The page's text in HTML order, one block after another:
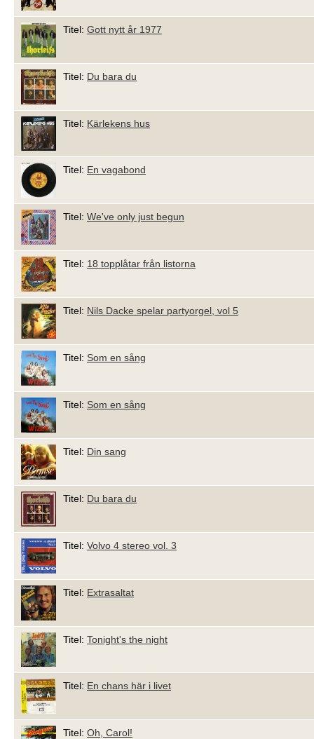
Titel: Gott nytt år 1977
Titel: Du bara du
Titel: Kärlekens hus
Titel: En vagabond
Titel: We've only just begun
Titel: 18 topplåtar från listorna
Titel: Nils Dacke spelar partyorgel, vol 5
Titel: Som en sång
Titel: Som en sång
Titel: Din sang
Titel: Du bara du
Titel: Volvo 4 stereo vol. 3
Titel: Extrasaltat
Titel: Tonight's the night
Titel: En chans här i livet
Titel: Oh, Carol!